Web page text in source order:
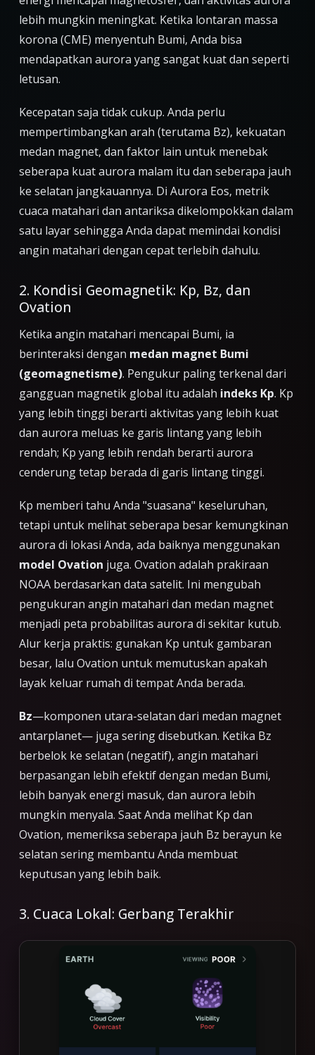
lebih mungkin meningkat. Ketika lontaran massa
korona (CME) menyentuh Bumi, Anda bisa
mendapatkan aurora yang sangat kuat dan seperti
letusan.
Kecepatan saja tidak cukup. Anda perlu
mempertimbangkan arah (terutama Bz), kekuatan
medan magnet, dan faktor lain untuk menebak
seberapa kuat aurora malam itu dan seberapa jauh
ke selatan jangkauannya. Di Aurora Eos, metrik
cuaca matahari dan antariksa dikelompokkan dalam
satu layar sehingga Anda dapat memindai kondisi
angin matahari dengan cepat terlebih dahulu.
2. Kondisi Geomagnetik: Kp, Bz, dan
Ovation
Ketika angin matahari mencapai Bumi, ia
berinteraksi dengan medan magnet Bumi
(geomagnetisme). Pengukur paling terkenal dari
gangguan magnetik global itu adalah indeks Kp. Kp
yang lebih tinggi berarti aktivitas yang lebih kuat
dan aurora meluas ke garis lintang yang lebih
rendah; Kp yang lebih rendah berarti aurora
cenderung tetap berada di garis lintang tinggi.
Kp memberi tahu Anda "suasana" keseluruhan,
tetapi untuk melihat seberapa besar kemungkinan
aurora di lokasi Anda, ada baiknya menggunakan
model Ovation juga. Ovation adalah prakiraan
NOAA berdasarkan data satelit. Ini mengubah
pengukuran angin matahari dan medan magnet
menjadi peta probabilitas aurora di sekitar kutub.
Alur kerja praktis: gunakan Kp untuk gambaran
besar, lalu Ovation untuk memutuskan apakah
layak keluar rumah di tempat Anda berada.
Bz—komponen utara-selatan dari medan magnet
antarplanet— juga sering disebutkan. Ketika Bz
berbelok ke selatan (negatif), angin matahari
berpasangan lebih efektif dengan medan Bumi,
lebih banyak energi masuk, dan aurora lebih
mungkin menyala. Saat Anda melihat Kp dan
Ovation, memeriksa seberapa jauh Bz berayun ke
selatan sering membantu Anda membuat
keputusan yang lebih baik.
3. Cuaca Lokal: Gerbang Terakhir